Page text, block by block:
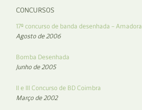
CONCURSOS
17º concurso de banda desenhada – Amadora
Agosto de 2006
Bomba Desenhada
Junho de 2005
II e III Concurso de BD Coimbra
Março de 2002